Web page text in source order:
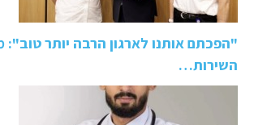
"הפכתם אותנו לארגון הרבה יותר טוב":
השירות…